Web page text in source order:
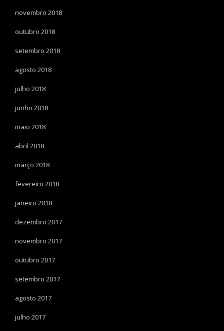
novembro 2018
outubro 2018
setembro 2018
agosto 2018
julho 2018
junho 2018
maio 2018
abril 2018
março 2018
fevereiro 2018
janeiro 2018
dezembro 2017
novembro 2017
outubro 2017
setembro 2017
agosto 2017
julho 2017